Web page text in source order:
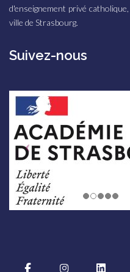
d'enseignement privé
ville de Strasbourg.
Suivez-nous